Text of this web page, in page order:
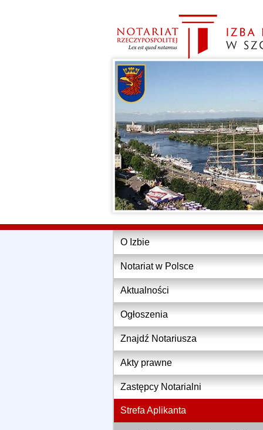
O Izbie
Notariat w Polsce
Aktualności
Ogłoszenia
Znajdź Notariusza
Akty prawne
Zastępcy Notarialni
Strefa Aplikanta